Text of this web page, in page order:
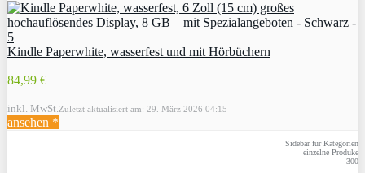
Kindle Paperwhite, wasserfest und mit Hörbüchern
84,99 €
inkl. MwSt. Zuletzt aktualisiert am: 29. März 2026 04:15
ansehen *
Sidebar für Kategorien
einzelne Produke
300